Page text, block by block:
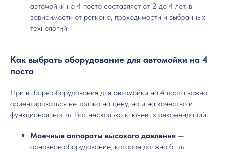
автомойки на 4 поста составляет от 2 до 4 лет, в
зависимости от региона, проходимости и выбранных
технологий.
Как выбрать оборудование для автомойки на 4
поста
При выборе оборудования для автомойки на 4 поста важно
ориентироваться не только на цену, но и на качество и
функциональность. Вот несколько ключевых рекомендаций:
Моечные аппараты высокого давления —
основное оборудование, которое должно быть